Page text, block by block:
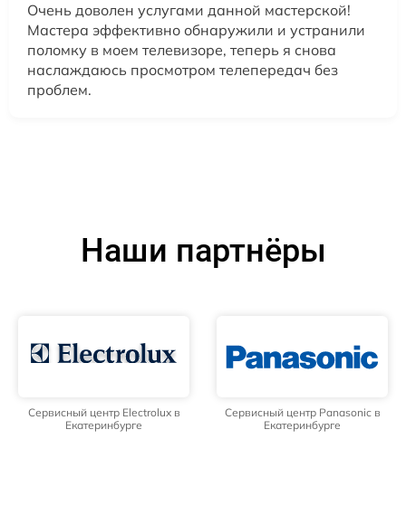
Очень доволен услугами данной мастерской!
Мастера эффективно обнаружили и устранили
поломку в моем телевизоре, теперь я снова
наслаждаюсь просмотром телепередач без
проблем.
Наши партнёры
Сервисный центр Electrolux в
Екатеринбурге
Сервисный центр Panasonic в
Екатеринбурге